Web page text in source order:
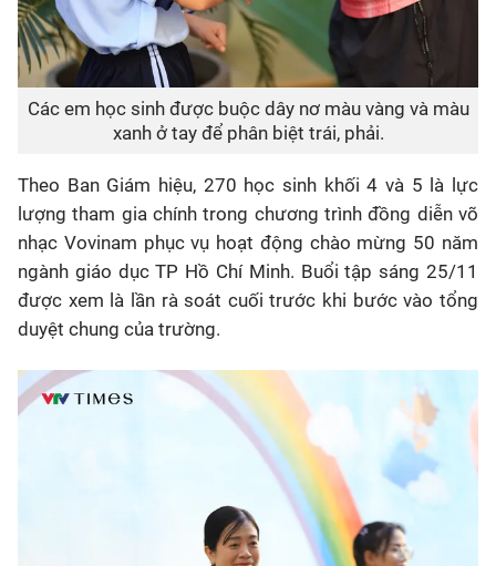
Các em học sinh được buộc dây nơ màu vàng và màu
xanh ở tay để phân biệt trái, phải.
Theo Ban Giám hiệu, 270 học sinh khối 4 và 5 là lực
lượng tham gia chính trong chương trình đồng diễn võ
nhạc Vovinam phục vụ hoạt động chào mừng 50 năm
ngành giáo dục TP Hồ Chí Minh. Buổi tập sáng 25/11
được xem là lần rà soát cuối trước khi bước vào tổng
duyệt chung của trường.